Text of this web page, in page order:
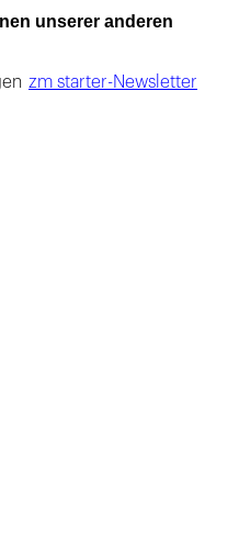
unserer anderen
zm starter-Newsletter